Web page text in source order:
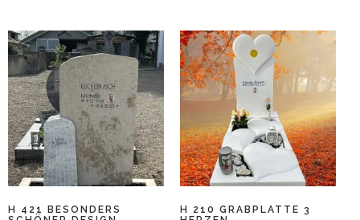
H 421 BESONDERS
H 210 GRABPLATTE 3